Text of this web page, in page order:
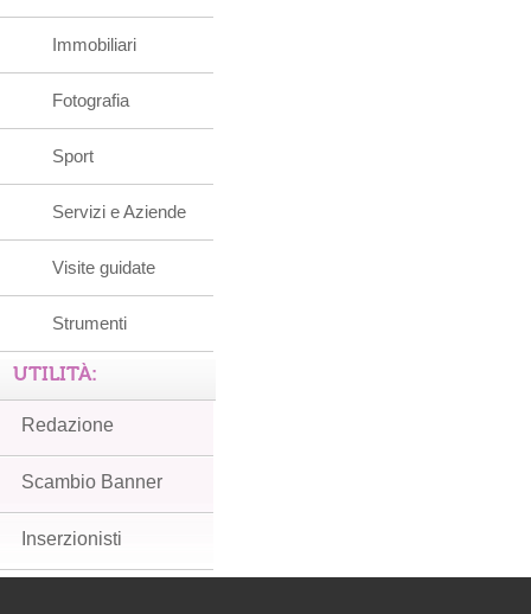
Immobiliari
Fotografia
Sport
Servizi e Aziende
Visite guidate
Strumenti
UTILITÀ:
Redazione
Scambio Banner
Inserzionisti